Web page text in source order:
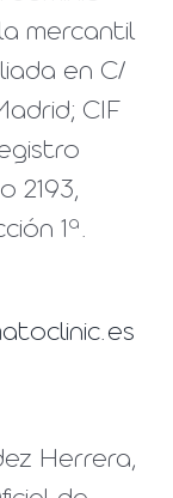
mercantil
en C/
CIF
2193,
1ª.
Herrera,